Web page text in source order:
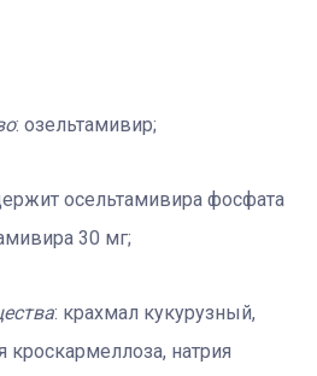
: озельтамивир;
осельтамивира фосфата
30 мг;
: крахмал кукурузный,
кроскармеллоза, натрия